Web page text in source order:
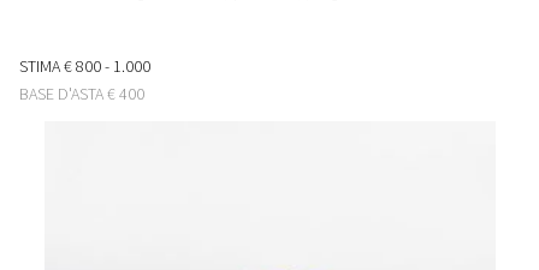
STIMA€ 800 - 1.000
BASE D'ASTA€ 400